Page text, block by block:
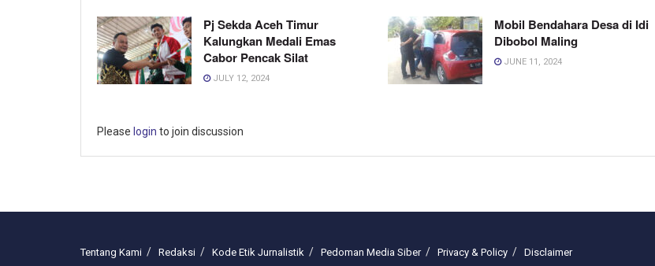
Pj Sekda Aceh Timur
Kalungkan Medali Emas
Cabor Pencak Silat
JULY 12, 2024
Mobil Bendahara Desa di Idi
Dibobol Maling
JUNE 11, 2024
Please login to join discussion
Tentang Kami Redaksi Kode Etik Jurnalistik Pedoman Media Siber Privacy & Policy Disclaimer